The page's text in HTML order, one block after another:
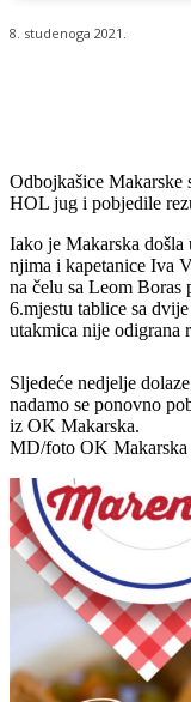
8. studenoga 2021.
Odbojkašice Makarske
HOL jug i pobjedile
Iako je Makarska došla
njima i kapetanice Iva
na čelu sa Leom Boras
6.mjestu tablice sa
utakmica nije odigrana
Sljedeće nedjelje
nadamo se ponovno
iz OK Makarska.
MD/foto OK Makarska